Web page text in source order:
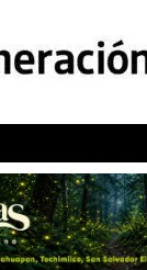
POLÍTICA
CAMALEÓN
OPINIÓN
DEPORTES